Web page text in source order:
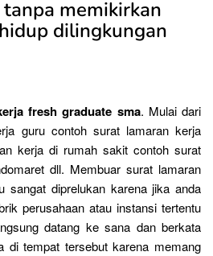
memikirkan
dilingkungan
fresh graduate sma. Mulai dari
guru contoh surat lamaran kerja
kerja di rumah sakit contoh surat
dll. Membuar surat lamaran
sangat diprelukan karena jika anda
perusahaan atau instansi tertentu
datang ke sana dan berkata
di tempat tersebut karena memang